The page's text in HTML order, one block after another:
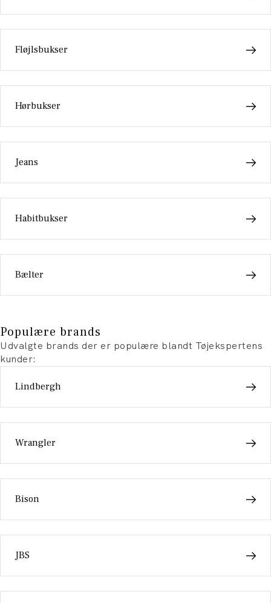
Fløjlsbukser
Hørbukser
Jeans
Habitbukser
Bælter
Populære brands
Udvalgte brands der er populære blandt Tøjekspertens
kunder:
Lindbergh
Wrangler
Bison
JBS